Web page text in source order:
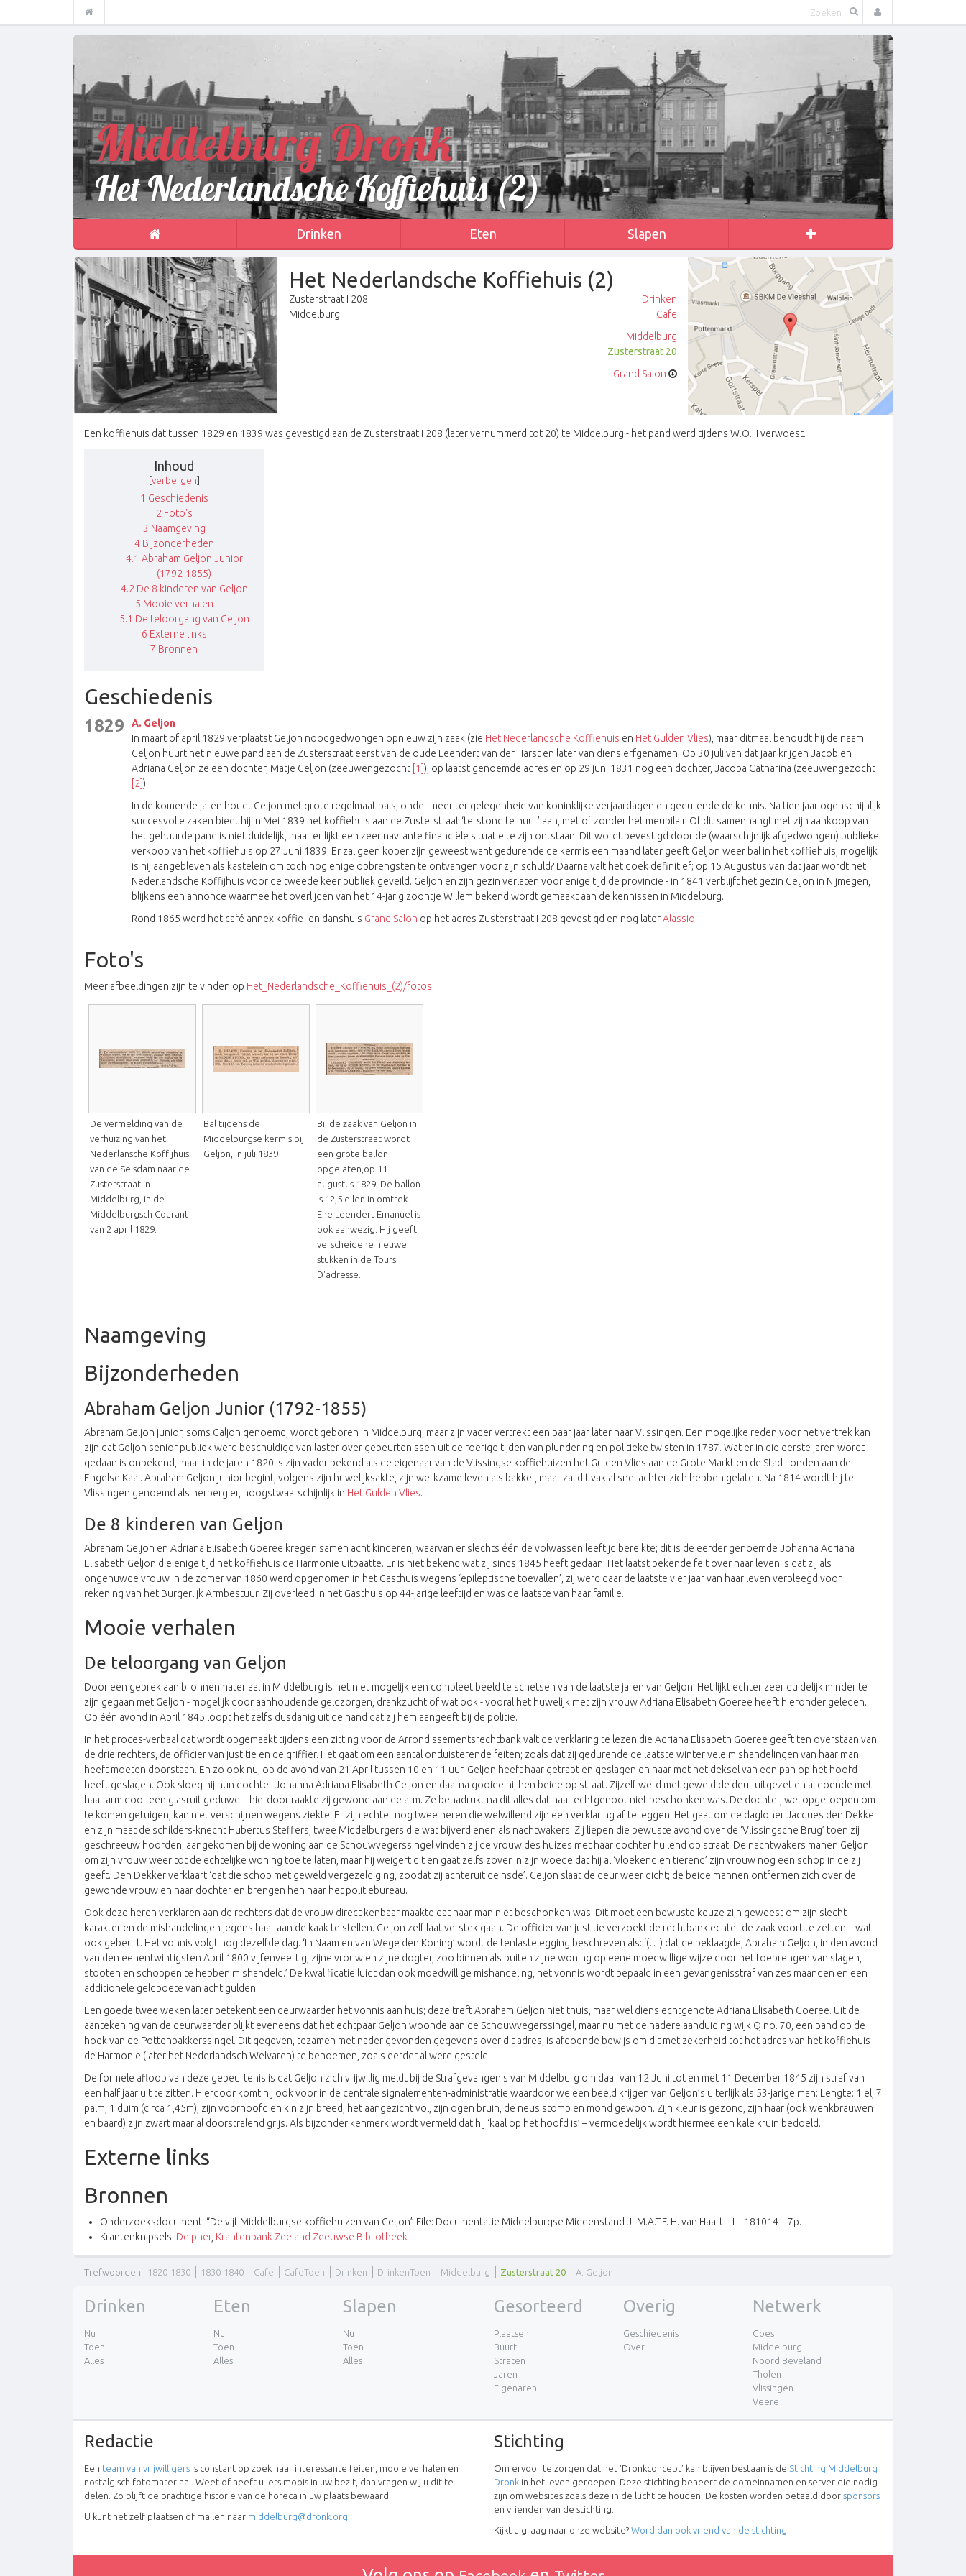
Middelburg Dronk
Het Nederlandsche Koffiehuis (2)
Drinken Eten Slapen
Het Nederlandsche Koffiehuis (2)
Zusterstraat I 208
Middelburg
Drinken
Cafe
Middelburg
Zusterstraat 20
Grand Salon
Een koffiehuis dat tussen 1829 en 1839 was gevestigd aan de Zusterstraat I 208 (later vernummerd tot 20) te Middelburg - het pand werd tijdens W.O. II verwoest.
Inhoud
verbergen
1 Geschiedenis
2 Foto's
3 Naamgeving
4 Bijzonderheden
4.1 Abraham Geljon Junior
(1792-1855)
4.2 De 8 kinderen van Geljon
5 Mooie verhalen
5.1 De teloorgang van Geljon
6 Externe links
7 Bronnen
Geschiedenis
1829
A. Geljon
In maart of april 1829 verplaatst Geljon noodgedwongen opnieuw zijn zaak (zie Het Nederlandsche Koffiehuis en Het Gulden Vlies), maar ditmaal behoudt hij de naam.
Geljon huurt het nieuwe pand aan de Zusterstraat eerst van de oude Leendert van der Harst en later van diens erfgenamen. Op 30 juli van dat jaar krijgen Jacob en
Adriana Geljon ze een dochter, Matje Geljon (zeeuwengezocht [1] ), op laatst genoemde adres en op 29 juni 1831 nog een dochter, Jacoba Catharina (zeeuwengezocht
[2] ).
In de komende jaren houdt Geljon met grote regelmaat bals, onder meer ter gelegenheid van koninklijke verjaardagen en gedurende de kermis. Na tien jaar ogenschijnlijk
succesvolle zaken biedt hij in Mei 1839 het koffiehuis aan de Zusterstraat ‘terstond te huur’ aan, met of zonder het meubilair. Of dit samenhangt met zijn aankoop van
het gehuurde pand is niet duidelijk, maar er lijkt een zeer navrante financiële situatie te zijn ontstaan. Dit wordt bevestigd door de (waarschijnlijk afgedwongen) publieke
verkoop van het koffiehuis op 27 Juni 1839. Er zal geen koper zijn geweest want gedurende de kermis een maand later geeft Geljon weer bal in het koffiehuis, mogelijk
is hij aangebleven als kastelein om toch nog enige opbrengsten te ontvangen voor zijn schuld? Daarna valt het doek definitief; op 15 Augustus van dat jaar wordt het
Nederlandsche Koffijhuis voor de tweede keer publiek geveild. Geljon en zijn gezin verlaten voor enige tijd de provincie - in 1841 verblijft het gezin Geljon in Nijmegen,
blijkens een annonce waarmee het overlijden van het 14-jarig zoontje Willem bekend wordt gemaakt aan de kennissen in Middelburg.
Rond 1865 werd het café annex koffie- en danshuis Grand Salon op het adres Zusterstraat I 208 gevestigd en nog laterAlassio.
Foto's
Meer afbeeldingen zijn te vinden op Het_Nederlandsche_Koffiehuis_(2)/fotos
De vermelding van de
verhuizing van het
Nederlansche Koffijhuis
van de Seisdam naar de
Zusterstraat in
Middelburg, in de
Middelburgsch Courant
van 2 april 1829.
Bal tijdens de
Middelburgse kermis bij
Geljon, in juli 1839
Bij de zaak van Geljon in
de Zusterstraat wordt
een grote ballon
opgelaten,op 11
augustus 1829. De ballon
is 12,5 ellen in omtrek.
Ene Leendert Emanuel is
ook aanwezig. Hij geeft
verscheidene nieuwe
stukken in de Tours
D'adresse.
Naamgeving
Bijzonderheden
Abraham Geljon Junior (1792-1855)
Abraham Geljon junior, soms Galjon genoemd, wordt geboren in Middelburg, maar zijn vader vertrekt een paar jaar later naar Vlissingen. Een mogelijke reden voor het vertrek kan
zijn dat Geljon senior publiek werd beschuldigd van laster over gebeurtenissen uit de roerige tijden van plundering en politieke twisten in 1787. Wat er in die eerste jaren wordt
gedaan is onbekend, maar in de jaren 1820 is zijn vader bekend als de eigenaar van de Vlissingse koffiehuizen het Gulden Vlies aan de Grote Markt en de Stad Londen aan de
Engelse Kaai. Abraham Geljon junior begint, volgens zijn huwelijksakte, zijn werkzame leven als bakker, maar zal dit vak al snel achter zich hebben gelaten. Na 1814 wordt hij te
Vlissingen genoemd als herbergier, hoogstwaarschijnlijk in Het Gulden Vlies.
De 8 kinderen van Geljon
Abraham Geljon en Adriana Elisabeth Goeree kregen samen acht kinderen, waarvan er slechts één de volwassen leeftijd bereikte; dit is de eerder genoemde Johanna Adriana
Elisabeth Geljon die enige tijd het koffiehuis de Harmonie uitbaatte. Er is niet bekend wat zij sinds 1845 heeft gedaan. Het laatst bekende feit over haar leven is dat zij als
ongehuwde vrouw in de zomer van 1860 werd opgenomen in het Gasthuis wegens ‘epileptische toevallen’, zij werd daar de laatste vier jaar van haar leven verpleegd voor
rekening van het Burgerlijk Armbestuur. Zij overleed in het Gasthuis op 44-jarige leeftijd en was de laatste van haar familie.
Mooie verhalen
De teloorgang van Geljon
Door een gebrek aan bronnenmateriaal in Middelburg is het niet mogelijk een compleet beeld te schetsen van de laatste jaren van Geljon. Het lijkt echter zeer duidelijk minder te
zijn gegaan met Geljon - mogelijk door aanhoudende geldzorgen, drankzucht of wat ook - vooral het huwelijk met zijn vrouw Adriana Elisabeth Goeree heeft hieronder geleden.
Op één avond in April 1845 loopt het zelfs dusdanig uit de hand dat zij hem aangeeft bij de politie.
In het proces-verbaal dat wordt opgemaakt tijdens een zitting voor de Arrondissementsrechtbank valt de verklaring te lezen die Adriana Elisabeth Goeree geeft ten overstaan van
de drie rechters, de officier van justitie en de griffier. Het gaat om een aantal ontluisterende feiten; zoals dat zij gedurende de laatste winter vele mishandelingen van haar man
heeft moeten doorstaan. En zo ook nu, op de avond van 21 April tussen 10 en 11 uur. Geljon heeft haar getrapt en geslagen en haar met het deksel van een pan op het hoofd
heeft geslagen. Ook sloeg hij hun dochter Johanna Adriana Elisabeth Geljon en daarna gooide hij hen beide op straat. Zijzelf werd met geweld de deur uitgezet en al doende met
haar arm door een glasruit geduwd – hierdoor raakte zij gewond aan de arm. Ze benadrukt na dit alles dat haar echtgenoot niet beschonken was. De dochter, wel opgeroepen om
te komen getuigen, kan niet verschijnen wegens ziekte. Er zijn echter nog twee heren die welwillend zijn een verklaring af te leggen. Het gaat om de dagloner Jacques den Dekker
en zijn maat de schilders-knecht Hubertus Steffers, twee Middelburgers die wat bijverdienen als nachtwakers. Zij liepen die bewuste avond over de ‘Vlissingsche Brug’ toen zij
geschreeuw hoorden; aangekomen bij de woning aan de Schouwvegerssingel vinden zij de vrouw des huizes met haar dochter huilend op straat. De nachtwakers manen Geljon
om zijn vrouw weer tot de echtelijke woning toe te laten, maar hij weigert dit en gaat zelfs zover in zijn woede dat hij al ‘vloekend en tierend’ zijn vrouw nog een schop in de zij
geeft. Den Dekker verklaart ‘dat die schop met geweld vergezeld ging, zoodat zij achteruit deinsde’. Geljon slaat de deur weer dicht; de beide mannen ontfermen zich over de
gewonde vrouw en haar dochter en brengen hen naar het politiebureau.
Ook deze heren verklaren aan de rechters dat de vrouw direct kenbaar maakte dat haar man niet beschonken was. Dit moet een bewuste keuze zijn geweest om zijn slecht
karakter en de mishandelingen jegens haar aan de kaak te stellen. Geljon zelf laat verstek gaan. De officier van justitie verzoekt de rechtbank echter de zaak voort te zetten – wat
ook gebeurt. Het vonnis volgt nog dezelfde dag. ‘In Naam en van Wege den Koning’ wordt de tenlastelegging beschreven als: ‘(…) dat de beklaagde, Abraham Geljon, in den avond
van den eenentwintigsten April 1800 vijfenveertig, zijne vrouw en zijne dogter, zoo binnen als buiten zijne woning op eene moedwillige wijze door het toebrengen van slagen,
stooten en schoppen te hebben mishandeld.’ De kwalificatie luidt dan ook moedwillige mishandeling, het vonnis wordt bepaald in een gevangenisstraf van zes maanden en een
additionele geldboete van acht gulden.
Een goede twee weken later betekent een deurwaarder het vonnis aan huis; deze treft Abraham Geljon niet thuis, maar wel diens echtgenote Adriana Elisabeth Goeree. Uit de
aantekening van de deurwaarder blijkt eveneens dat het echtpaar Geljon woonde aan de Schouwvegerssingel, maar nu met de nadere aanduiding wijk Q no. 70, een pand op de
hoek van de Pottenbakkerssingel. Dit gegeven, tezamen met nader gevonden gegevens over dit adres, is afdoende bewijs om dit met zekerheid tot het adres van het koffiehuis
de Harmonie (later het Nederlandsch Welvaren) te benoemen, zoals eerder al werd gesteld.
De formele afloop van deze gebeurtenis is dat Geljon zich vrijwillig meldt bij de Strafgevangenis van Middelburg om daar van 12 Juni tot en met 11 December 1845 zijn straf van
een half jaar uit te zitten. Hierdoor komt hij ook voor in de centrale signalementen-administratie waardoor we een beeld krijgen van Geljon’s uiterlijk als 53-jarige man: Lengte: 1 el, 7
palm, 1 duim (circa 1,45m), zijn voorhoofd en kin zijn breed, het aangezicht vol, zijn ogen bruin, de neus stomp en mond gewoon. Zijn kleur is gezond, zijn haar (ook wenkbrauwen
en baard) zijn zwart maar al doorstralend grijs. Als bijzonder kenmerk wordt vermeld dat hij ‘kaal op het hoofd is’ – vermoedelijk wordt hiermee een kale kruin bedoeld.
Externe links
Bronnen
Onderzoeksdocument: “De vijf Middelburgse koffiehuizen van Geljon” File: Documentatie Middelburgse Middenstand J.-M.A.T.F. H. van Haart – I – 181014 – 7p.
Krantenknipsels: Delpher, Krantenbank Zeeland Zeeuwse Bibliotheek
Trefwoorden: 1820-1830 1830-1840 Cafe CafeToen Drinken DrinkenToen Middelburg Zusterstraat 20 A. Geljon
Drinken
Nu
Toen
Alles
Eten
Nu
Toen
Alles
Slapen
Nu
Toen
Alles
Gesorteerd
Plaatsen
Buurt
Straten
Jaren
Eigenaren
Overig
Geschiedenis
Over
Netwerk
Goes
Middelburg
Noord Beveland
Tholen
Vlissingen
Veere
Redactie
Een team van vrijwilligers is constant op zoek naar interessante feiten, mooie verhalen en
nostalgisch fotomateriaal. Weet of heeft u iets moois in uw bezit, dan vragen wij u dit te
delen. Zo blijft de prachtige historie van de horeca in uw plaats bewaard.
U kunt het zelf plaatsen of mailen naar middelburg@dronk.org
Stichting
Om ervoor te zorgen dat het 'Dronkconcept' kan blijven bestaan is de Stichting Middelburg
Dronk in het leven geroepen. Deze stichting beheert de domeinnamen en server die nodig
zijn om websites zoals deze in de lucht te houden. De kosten worden betaald door sponsors
en vrienden van de stichting.
Kijkt u graag naar onze website? Word dan ook vriend van de stichting!